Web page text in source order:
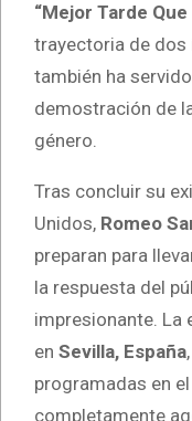
“Mejor Tarde Que
trayectoria de dos
también ha
demostración de
género.
Tras concluir su
Unidos, Romeo
preparan para
la respuesta del
impresionante. La
en Sevilla, España
programadas en
completamente